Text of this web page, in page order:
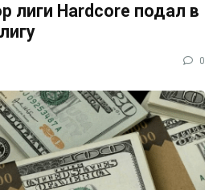
лиги Hardcore подал в
0